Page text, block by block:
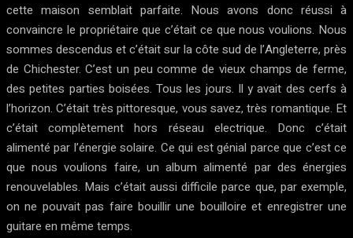
cette maison semblait parfaite. Nous avons donc réussi à
convaincre le propriétaire que c’était ce que nous voulions. Nous
sommes descendus et c’était sur la côte sud de l’Angleterre, près
de Chichester. C’est un peu comme de vieux champs de ferme,
des petites parties boisées. Tous les jours. Il y avait des cerfs à
l’horizon. C’était très pittoresque, vous savez, très romantique. Et
c’était complètement hors réseau electrique. Donc c’était
alimenté par l’énergie solaire. Ce qui est génial parce que c’est ce
que nous voulions faire, un album alimenté par des énergies
renouvelables. Mais c’était aussi difficile parce que, par exemple,
on ne pouvait pas faire bouillir une bouilloire et enregistrer une
guitare en même temps.